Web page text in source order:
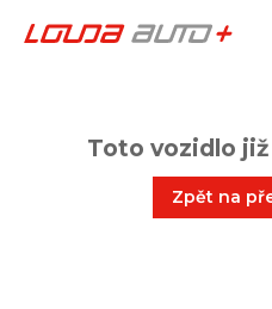
Toto vozidlo
Zpět na